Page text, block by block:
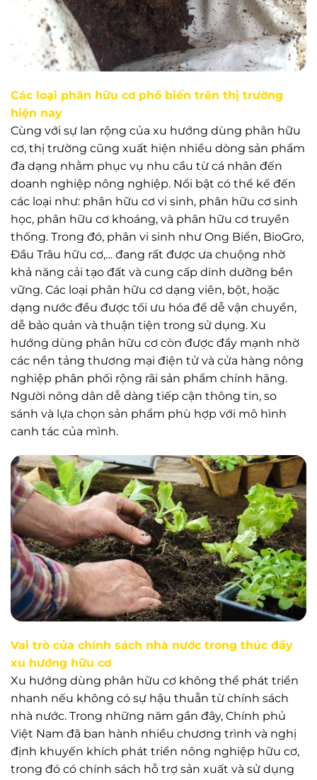
Các loại phân hữu cơ phổ biến trên thị trường
hiện nay
Cùng với sự lan rộng của xu hướng dùng phân hữu
cơ, thị trường cũng xuất hiện nhiều dòng sản phẩm
đa dạng nhằm phục vụ nhu cầu từ cá nhân đến
doanh nghiệp nông nghiệp. Nổi bật có thể kể đến
các loại như: phân hữu cơ vi sinh, phân hữu cơ sinh
học, phân hữu cơ khoáng, và phân hữu cơ truyền
thống. Trong đó, phân vi sinh như Ong Biển, BioGro,
Đầu Trâu hữu cơ,… đang rất được ưa chuộng nhờ
khả năng cải tạo đất và cung cấp dinh dưỡng bền
vững. Các loại phân hữu cơ dạng viên, bột, hoặc
dạng nước đều được tối ưu hóa để dễ vận chuyển,
dễ bảo quản và thuận tiện trong sử dụng. Xu
hướng dùng phân hữu cơ còn được đẩy mạnh nhờ
các nền tảng thương mại điện tử và cửa hàng nông
nghiệp phân phối rộng rãi sản phẩm chính hãng.
Người nông dân dễ dàng tiếp cận thông tin, so
sánh và lựa chọn sản phẩm phù hợp với mô hình
canh tác của mình.
Vai trò của chính sách nhà nước trong thúc đẩy
xu hướng hữu cơ
Xu hướng dùng phân hữu cơ không thể phát triển
nhanh nếu không có sự hậu thuẫn từ chính sách
nhà nước. Trong những năm gần đây, Chính phủ
Việt Nam đã ban hành nhiều chương trình và nghị
định khuyến khích phát triển nông nghiệp hữu cơ,
trong đó có chính sách hỗ trợ sản xuất và sử dụng